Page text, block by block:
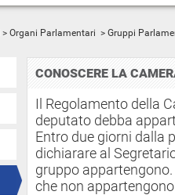
> Organi Parlamentari > Gruppi
CONOSCERE LA
Il Regolamento della
deputato debba
Entro due giorni dalla
dichiarare al
gruppo
che non